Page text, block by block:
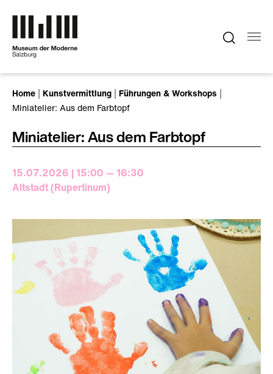
Home Kunstvermittlung
Führungen & Workshops
Miniatelier: Aus dem Farbtopf
Miniatelier: Aus dem Farbtopf
15.07.2026 | 15:00 — 16:30
Altstadt (Rupertinum)